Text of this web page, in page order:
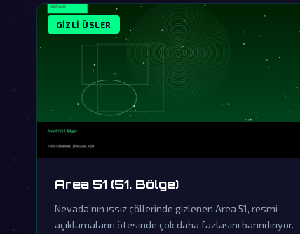
GIZLI ÜSLER
Area 51 (51. Bölge)
Nevada'nın ıssız çöllerinde gizlenen Area 51, resmi
açıklamaların ötesinde çok daha fazlasını barındırıyor.